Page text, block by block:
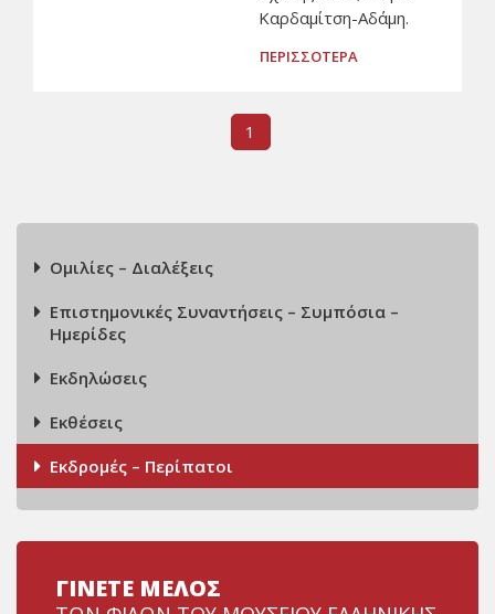
Καρδαμίτση-Αδάμη.
ΠΕΡΙΣΣΟΤΕΡΑ
1
Ομιλίες – Διαλέξεις
Επιστημονικές Συναντήσεις – Συμπόσια –
Ημερίδες
Εκδηλώσεις
Εκθέσεις
Εκδρομές – Περίπατοι
ΓΙΝΕΤΕ ΜΕΛΟΣ